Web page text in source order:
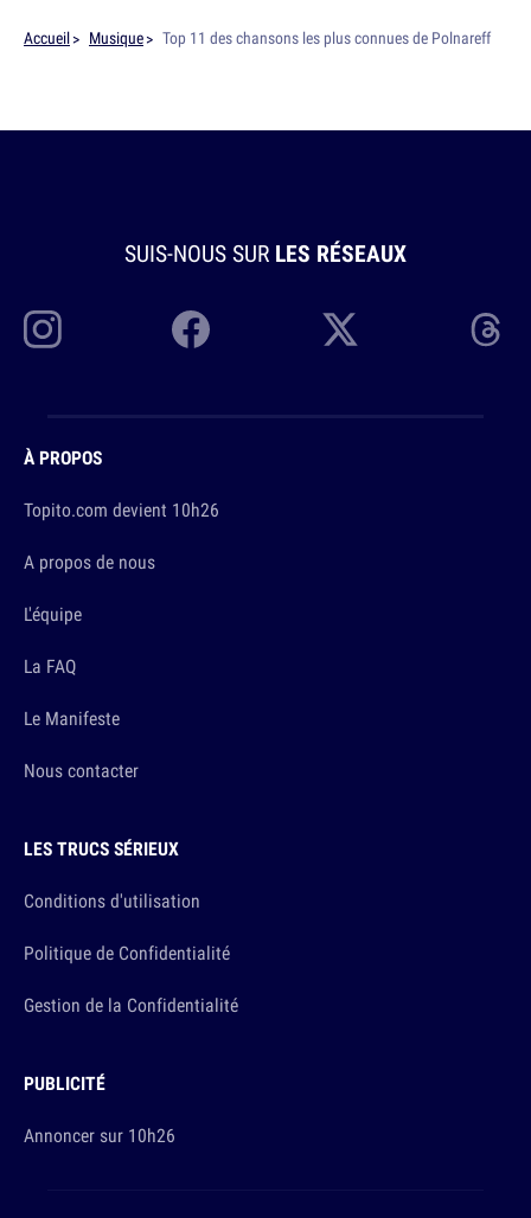
Accueil Musique Top 11 des chansons les plus connues de Polnareff
SUIS-NOUS SUR LES RÉSEAUX
À PROPOS
Topito.com devient 10h26
A propos de nous
L'équipe
La FAQ
Le Manifeste
Nous contacter
LES TRUCS SÉRIEUX
Conditions d'utilisation
Politique de Confidentialité
Gestion de la Confidentialité
PUBLICITÉ
Annoncer sur 10h26